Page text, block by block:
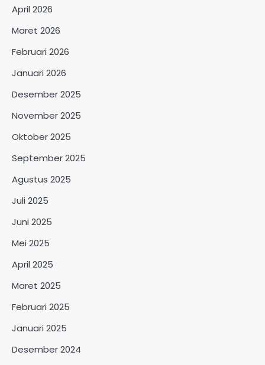
April 2026
Maret 2026
Februari 2026
Januari 2026
Desember 2025
November 2025
Oktober 2025
September 2025
Agustus 2025
Juli 2025
Juni 2025
Mei 2025
April 2025
Maret 2025
Februari 2025
Januari 2025
Desember 2024